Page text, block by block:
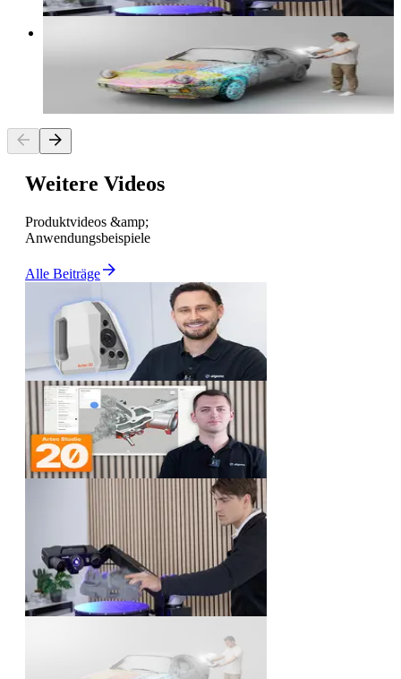
3D Scan des Porsche 928 Art Car der BANZAI
Collection | Digitaler Zwilling mit Artec Leo
Weitere Videos
Produktvideos &amp;
Anwendungsbeispiele
Alle Beiträge
Video
Artec Spider 2 3D Scanner |
Erster Eindruck [Review]
Video
Artec Studio 20: Das sind die
neuen Funktionen
Der erste Eindruck vom ZEISS
ScanPort |
Automatisierungslösung für 3D
Scanner
3D Scan des Porsche 928 Art